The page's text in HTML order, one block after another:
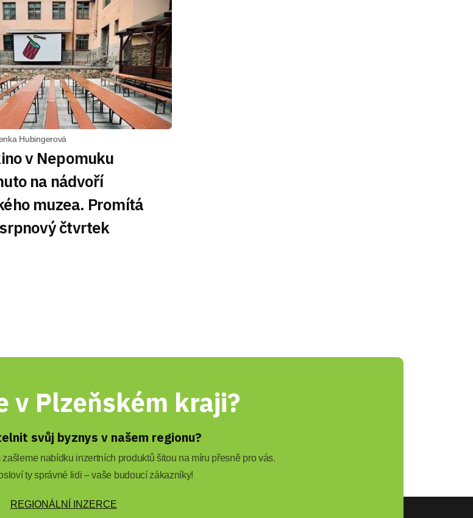
Hubingerová
v Nepomuku
na nádvoří
muzea. Promítá
čtvrtek
v Plzeňském kraji?
svůj byznys v našem regionu?
nabídku inzertních produktů šitou na míru přesně pro vás.
ty správné lidi – vaše budoucí zákazníky!
REGIONÁLNÍ INZERCE